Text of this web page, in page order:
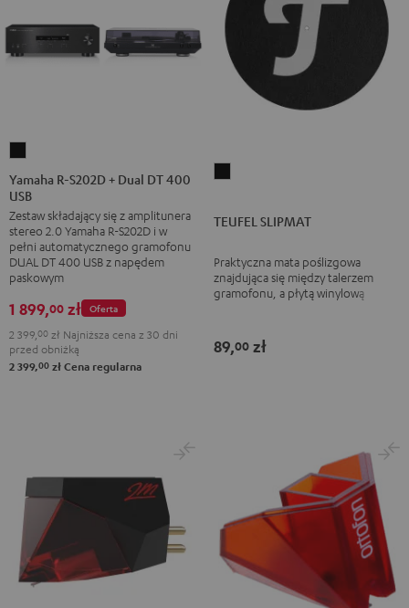
S202D
+
Dual
DT
400
USB
Black
Yamaha R-S202D + Dual DT 400
USB
Zestaw składający się z amplitunera
stereo 2.0 Yamaha R-S202D i w
pełni automatycznego gramofonu
DUAL DT 400 USB z napędem
paskowym
Oferta
1 899,00 zł
2 399, 00 zł Najniższa cena z 30 dni
przed obniżką
2 399,00 zł Cena regularna
Black
TEUFEL SLIPMAT
Praktyczna mata poślizgowa
znajdująca się między talerzem
gramofonu, a płytą winylową
89,00 zł